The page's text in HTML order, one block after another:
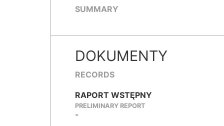
SUMMARY
DOKUMENTY
RECORDS
RAPORT WSTĘPNY
PRELIMINARY REPORT
-